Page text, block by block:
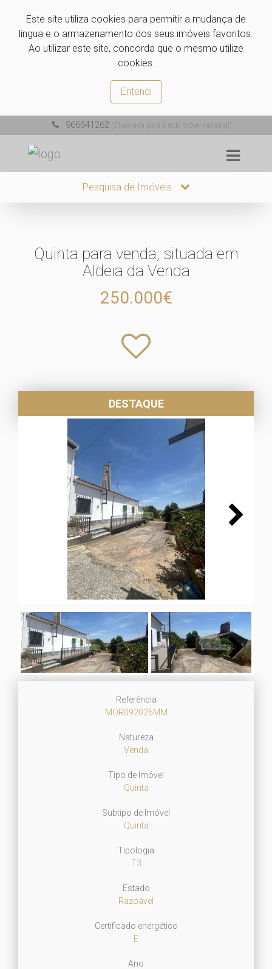
Este site utiliza cookies para permitir a mudança de
língua e o armazenamento dos seus imóveis favoritos.
Ao utilizar este site, concorda que o mesmo utilize
cookies.
Entendi
966641262 (Chamada para a rede móvel nacional)
Pesquisa de Imóveis
Quinta para venda, situada em
Aldeia da Venda
250.000€
DESTAQUE
Next
Referência
MOR092026MM
Natureza
Venda
Tipo de Imóvel
Quinta
Subtipo de Imóvel
Quinta
Tipologia
T3
Estado
Razoável
Certificado energético
E
Ano